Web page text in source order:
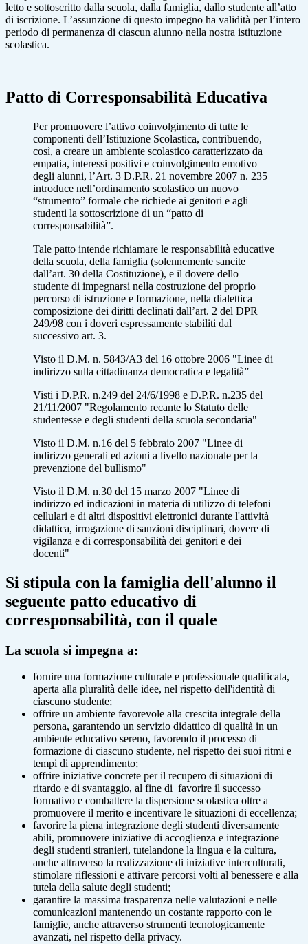
letto e sottoscritto dalla scuola, dalla famiglia, dallo studente all’atto
di iscrizione. L’assunzione di questo impegno ha validità per l’intero
periodo di permanenza di ciascun alunno nella nostra istituzione
scolastica.
Patto di Corresponsabilità Educativa
Per promuovere l’attivo coinvolgimento di tutte le
componenti dell’Istituzione Scolastica, contribuendo,
così, a creare un ambiente scolastico caratterizzato da
empatia, interessi positivi e coinvolgimento emotivo
degli alunni, l’Art. 3 D.P.R. 21 novembre 2007 n. 235
introduce nell’ordinamento scolastico un nuovo
“strumento” formale che richiede ai genitori e agli
studenti la sottoscrizione di un “patto di
corresponsabilità”.
Tale patto intende richiamare le responsabilità educative
della scuola, della famiglia (solennemente sancite
dall’art. 30 della Costituzione), e il dovere dello
studente di impegnarsi nella costruzione del proprio
percorso di istruzione e formazione, nella dialettica
composizione dei diritti declinati dall’art. 2 del DPR
249/98 con i doveri espressamente stabiliti dal
successivo art. 3.
Visto il D.M. n. 5843/A3 del 16 ottobre 2006 "Linee di
indirizzo sulla cittadinanza democratica e legalità”
Visti i D.P.R. n.249 del 24/6/1998 e D.P.R. n.235 del
21/11/2007 "Regolamento recante lo Statuto delle
studentesse e degli studenti della scuola secondaria"
Visto il D.M. n.16 del 5 febbraio 2007 "Linee di
indirizzo generali ed azioni a livello nazionale per la
prevenzione del bullismo"
Visto il D.M. n.30 del 15 marzo 2007 "Linee di
indirizzo ed indicazioni in materia di utilizzo di telefoni
cellulari e di altri dispositivi elettronici durante l'attività
didattica, irrogazione di sanzioni disciplinari, dovere di
vigilanza e di corresponsabilità dei genitori e dei
docenti"
Si stipula con la famiglia dell'alunno il
seguente patto educativo di
corresponsabilità, con il quale
La scuola si impegna a:
fornire una formazione culturale e professionale qualificata,
aperta alla pluralità delle idee, nel rispetto dell'identità di
ciascuno studente;
offrire un ambiente favorevole alla crescita integrale della
persona, garantendo un servizio didattico di qualità in un
ambiente educativo sereno, favorendo il processo di
formazione di ciascuno studente, nel rispetto dei suoi ritmi e
tempi di apprendimento;
offrire iniziative concrete per il recupero di situazioni di
ritardo e di svantaggio, al fine di favorire il successo
formativo e combattere la dispersione scolastica oltre a
promuovere il merito e incentivare le situazioni di eccellenza;
favorire la piena integrazione degli studenti diversamente
abili, promuovere iniziative di accoglienza e integrazione
degli studenti stranieri, tutelandone la lingua e la cultura,
anche attraverso la realizzazione di iniziative interculturali,
stimolare riflessioni e attivare percorsi volti al benessere e alla
tutela della salute degli studenti;
garantire la massima trasparenza nelle valutazioni e nelle
comunicazioni mantenendo un costante rapporto con le
famiglie, anche attraverso strumenti tecnologicamente
avanzati, nel rispetto della privacy.